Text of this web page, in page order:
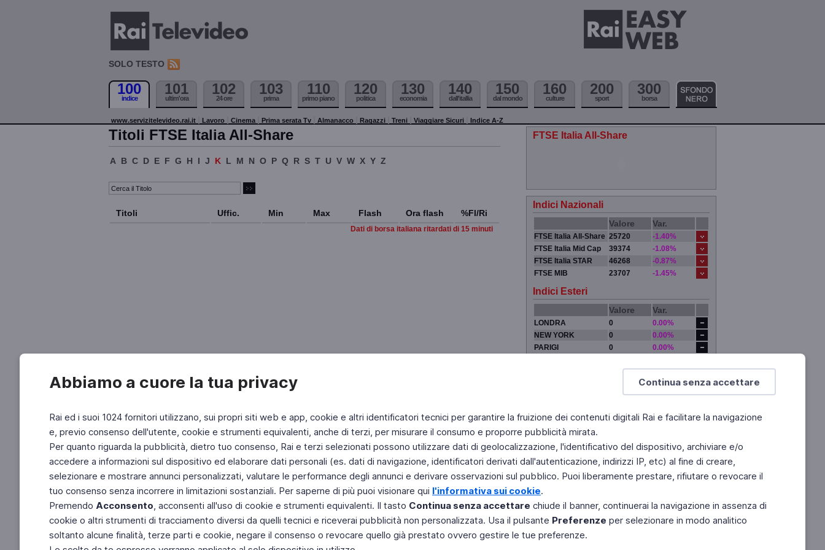
Continua senza accettare
Abbiamo a cuore la tua privacy
Rai ed i suoi 1024 fornitori utilizzano, sui propri siti web e app, cookie e altri identificatori tecnici per garantire la fruizione dei contenuti digitali Rai e facilitare la navigazione
e, previo consenso dell'utente, cookie e strumenti equivalenti, anche di terzi, per misurare il consumo e proporre pubblicità mirata.
Per quanto riguarda la pubblicità, dietro tuo consenso, Rai e terzi selezionati possono utilizzare dati di geolocalizzazione, l'identificativo del dispositivo, archiviare e/o
accedere a informazioni sul dispositivo ed elaborare dati personali (es. dati di navigazione, identificatori derivati dall'autenticazione, indirizzi IP, etc) al fine di creare,
selezionare e mostrare annunci personalizzati, valutare le performance degli annunci e derivare osservazioni sul pubblico. Puoi liberamente prestare, rifiutare o revocare il
tuo consenso senza incorrere in limitazioni sostanziali. Per saperne di più puoi visionare qui l'informativa sui cookie.
Premendo Acconsento, acconsenti all'uso di cookie e strumenti equivalenti. Il tasto Continua senza accettare chiude il banner, continuerai la navigazione in assenza di
cookie o altri strumenti di tracciamento diversi da quelli tecnici e riceverai pubblicità non personalizzata. Usa il pulsante Preferenze per selezionare in modo analitico
soltanto alcune finalità, terze parti e cookie, negare il consenso o revocare quello già prestato ovvero gestire le tue preferenze.
SOLO TESTO
100
indice
101
ultim'ora
102
24 ore
103
prima
110
primo piano
120
politica
130
economia
140
dall'itallia
150
dal mondo
160
culture
200
sport
300
borsa
www.servizitelevideo.rai.it Lavoro Cinema Prima serata Tv Almanacco Ragazzi Treni Viaggiare Sicuri Indice A-Z
Titoli FTSE Italia All-Share
A B C D E F G H I J K L M N O P Q R S T U V W X Y Z
Titoli Uffic. Min Max Flash Ora flash %Fl/Ri
Dati di borsa italiana ritardati di 15 minuti
FTSE Italia All-Share
Indici Nazionali
Valore Var.
FTSE Italia All-Share 25720
-1.40%
FTSE Italia Mid Cap
39374
-1.08%
FTSE Italia STAR
46268
-0.87%
FTSE MIB
23707 -1.45%
Indici Esteri
Valore Var.
LONDRA 0
0.00%
NEW YORK
0
0.00%
PARIGI
0
0.00%
Fai di Televideo la tua Home Page Chi Siamo
Copyright © 2011 Rai - Tutti i diritti riservati
Engineered by RAI - Reti e Piattaforme